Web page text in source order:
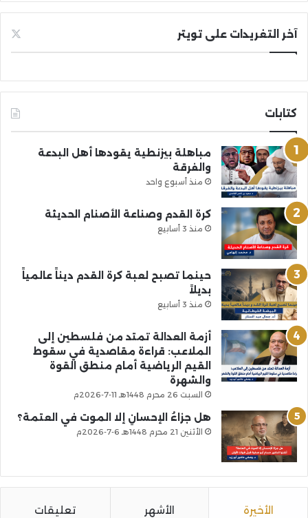
آخر التغريدات على تويتر
كتابات
مباهلة بيزنطية يقودها أهل البدعة
والفرقة
منذ أسبوع واحد
كرة القدم وصناعة الأصنام الحديثة
منذ 3 أسابيع
حينما تصبح لعبة كرة القدم ديناً عالمياً
بديلاً
منذ 3 أسابيع
أزمة العدالة تمتد من فلسطين إلى
الملاعب: قراءة مقاصدية في سقوط
القيم الرياضية أمام منطق القوة
والشهرة
السبت 26 محرم 1448هـ 11-7-2026م
هل جزاءُ الإحسانِ إلا الموت في العتمة؟
الأثنين 21 محرم 1448هـ 6-7-2026م
الأخيرة الأشهر تعليقات